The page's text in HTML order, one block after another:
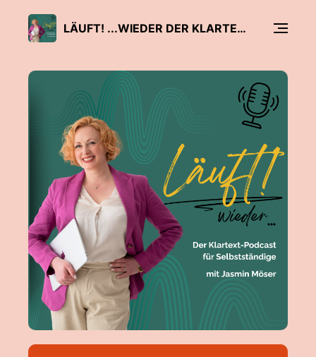
LÄUFT! ...WIEDER DER KLARTEXT-PODCAST FÜR SELBSTSTÄNDIGE